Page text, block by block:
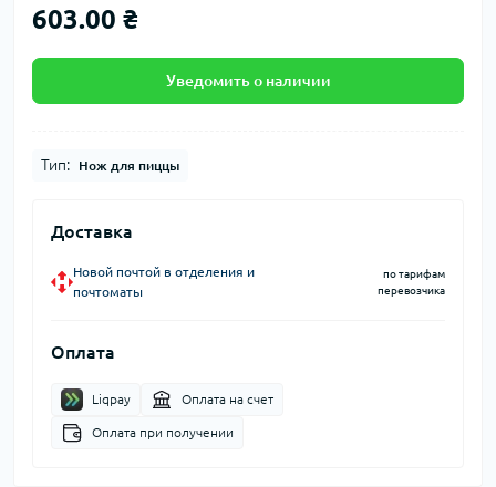
603.00 ₴
Уведомить о наличии
Тип: Нож для пиццы
Доставка
Новой почтой в отделения и
почтоматы
по тарифам
перевозчика
Оплата
Liqpay Оплата на счет
Оплата при получении